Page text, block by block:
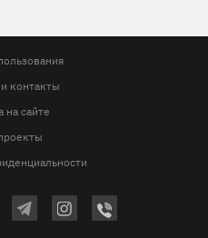
контакты
на сайте